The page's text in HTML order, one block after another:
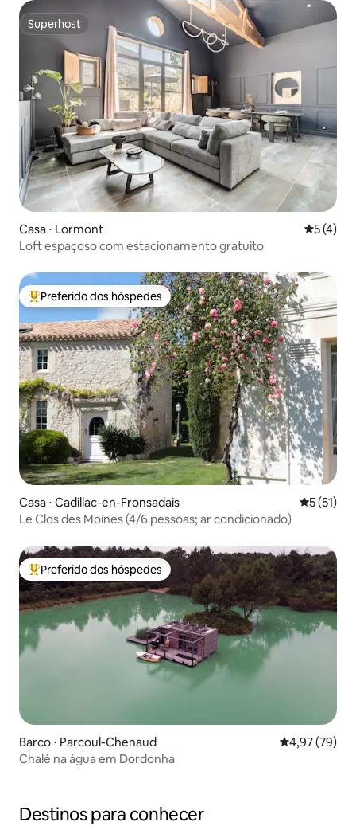
Superhost
Superhost
Casa ⋅ Lormont 5 de
5 (4)
Loft espaçoso com estacionamento gratuito
Entre os melhores preferidos dos hóspedes
Preferido dos hóspedes
Casa ⋅ Cadillac-en-Fronsadais 5 de uma
5 (51)
Le Clos des Moines (4/6 pessoas; ar condicionado)
Entre os melhores preferidos dos hóspedes
Preferido dos hóspedes
Barco ⋅ Parcoul-Chenaud 4,97 de uma
4,97 (79)
Chalé na água em Dordonha
Destinos para conhecer